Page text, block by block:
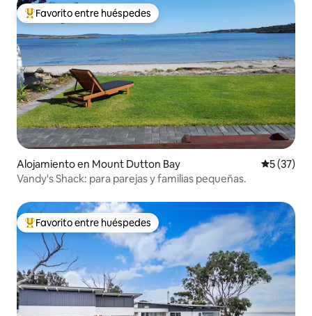
Favorito entre los huéspedes más destacados
Favorito entre huéspedes
Alojamiento en Mount Dutton Bay
5 (37)
Vandy's Shack: para parejas y familias pequeñas.
Favorito entre los huéspedes más destacados
Favorito entre huéspedes